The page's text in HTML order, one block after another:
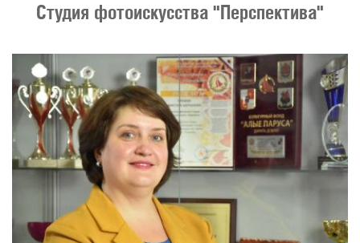
Студия фотоискусства "Перспектива"